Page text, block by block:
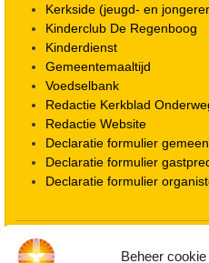
Beheer
Kerkside (jeugd- en
Kinderclub De Regenboog
Kinderdienst
Gemeentemaaltijd
Voedselbank
Redactie Kerkblad
Redactie Website
Declaratie formulier
Declaratie formulier
Declaratie formulier
Locatie kerk